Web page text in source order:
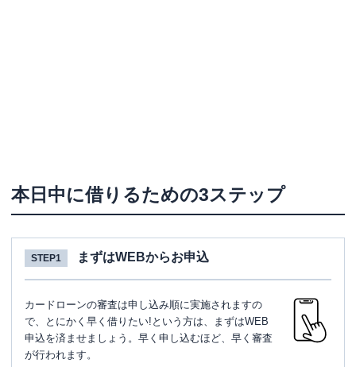
本日中に借りるための3ステップ
STEP1 まずはWEBからお申込
カードローンの審査は申し込み順に実施されますの
で、とにかく早く借りたい!という方は、まずはWEB
申込を済ませましょう。早く申し込むほど、早く審査
が行われます。